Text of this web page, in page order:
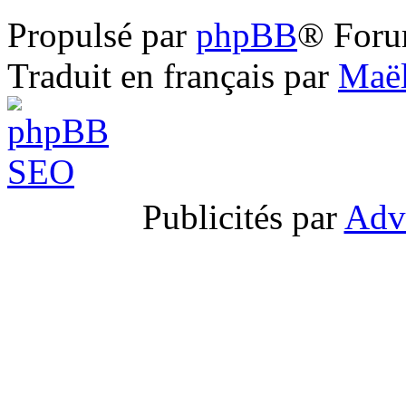
Propulsé par phpBB®
Traduit en français par
Publicités par